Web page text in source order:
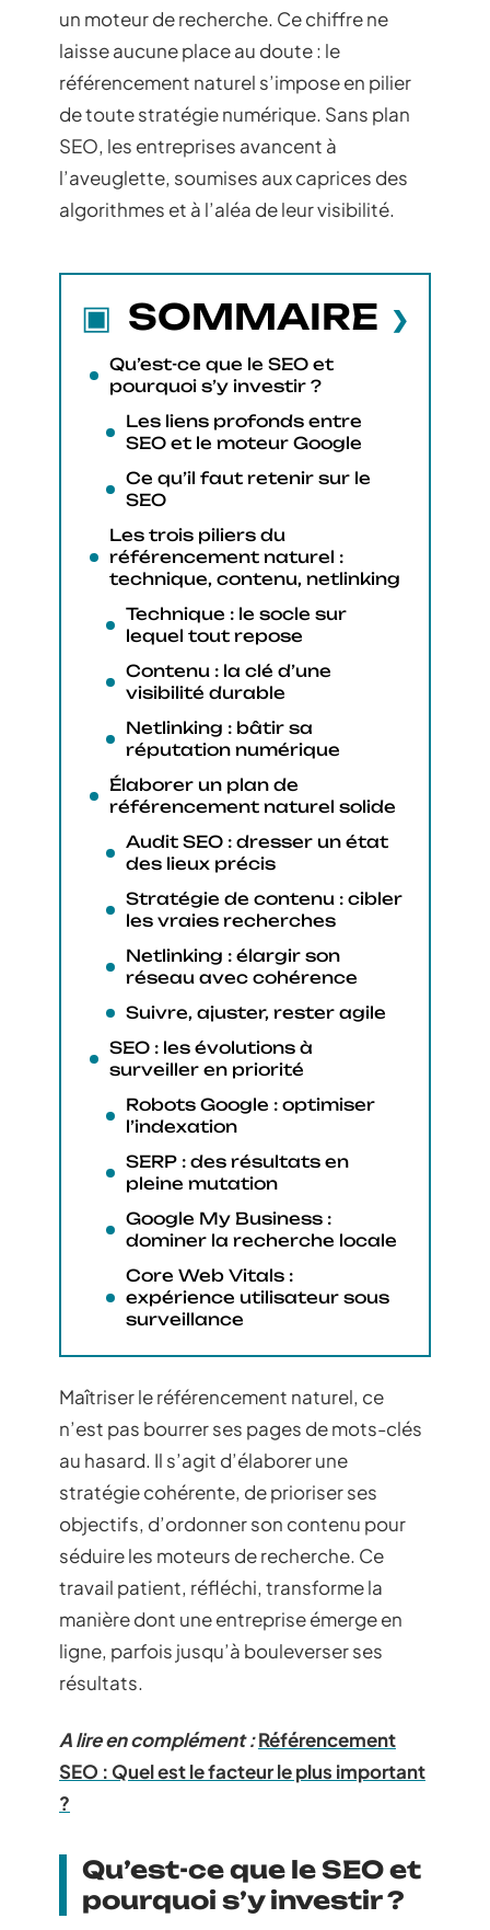
un moteur de recherche. Ce chiffre ne
laisse aucune place au doute : le
référencement naturel s’impose en pilier
de toute stratégie numérique. Sans plan
SEO, les entreprises avancent à
l’aveuglette, soumises aux caprices des
algorithmes et à l’aléa de leur visibilité.
SOMMAIRE
Qu’est-ce que le SEO et
pourquoi s’y investir ?
Les liens profonds entre
SEO et le moteur Google
Ce qu’il faut retenir sur le
SEO
Les trois piliers du
référencement naturel :
technique, contenu, netlinking
Technique : le socle sur
lequel tout repose
Contenu : la clé d’une
visibilité durable
Netlinking : bâtir sa
réputation numérique
Élaborer un plan de
référencement naturel solide
Audit SEO : dresser un état
des lieux précis
Stratégie de contenu : cibler
les vraies recherches
Netlinking : élargir son
réseau avec cohérence
Suivre, ajuster, rester agile
SEO : les évolutions à
surveiller en priorité
Robots Google : optimiser
l’indexation
SERP : des résultats en
pleine mutation
Google My Business :
dominer la recherche locale
Core Web Vitals :
expérience utilisateur sous
surveillance
Maîtriser le référencement naturel, ce
n’est pas bourrer ses pages de mots-clés
au hasard. Il s’agit d’élaborer une
stratégie cohérente, de prioriser ses
objectifs, d’ordonner son contenu pour
séduire les moteurs de recherche. Ce
travail patient, réfléchi, transforme la
manière dont une entreprise émerge en
ligne, parfois jusqu’à bouleverser ses
résultats.
A lire en complément :Référencement
SEO : Quel est le facteur le plus important
?
Qu’est-ce que le SEO et
pourquoi s’y investir ?